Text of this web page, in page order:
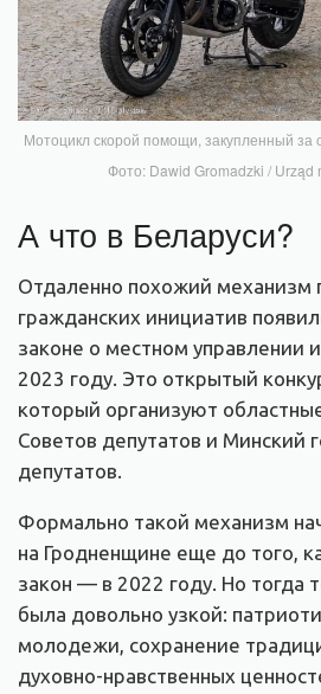
Мотоцикл скорой помощи, закупленный за
Фото: Dawid Gromadzki / Urząd
А что в Беларуси?
Отдаленно похожий механизм
гражданских инициатив
законе о местном управлении
2023 году. Это открытый
который организуют
Советов депутатов и Минский
депутатов.
Формально такой механизм
на Гродненщине еще до того,
закон — в 2022 году. Но тогда
была довольно узкой:
молодежи, сохранение
духовно-нравственных